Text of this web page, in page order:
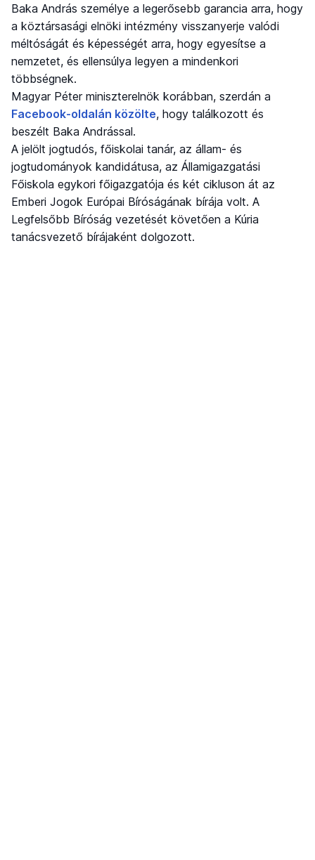
Baka András személye a legerősebb garancia arra, hogy
a köztársasági elnöki intézmény visszanyerje valódi
méltóságát és képességét arra, hogy egyesítse a
nemzetet, és ellensúlya legyen a mindenkori
többségnek.
Magyar Péter miniszterelnök korábban, szerdán a
Facebook-oldalán közölte, hogy találkozott és
beszélt Baka Andrással.
A jelölt jogtudós, főiskolai tanár, az állam- és
jogtudományok kandidátusa, az Államigazgatási
Főiskola egykori főigazgatója és két cikluson át az
Emberi Jogok Európai Bíróságának bírája volt. A
Legfelsőbb Bíróság vezetését követően a Kúria
tanácsvezető bírájaként dolgozott.